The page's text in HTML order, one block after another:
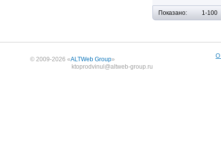
Показано: 1-100
© 2009-2026 «ALTWeb Group»
ktoprodvinul@altweb-group.ru
О